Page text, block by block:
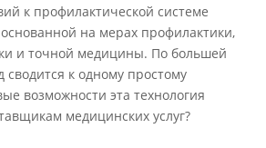
к профилактической системе
на мерах профилактики,
и точной медицины. По большей
сводится к одному простому
возможности эта технология
медицинских услуг?